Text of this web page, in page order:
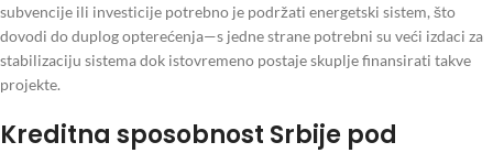
subvencije ili investicije potrebno je podržati energetski sistem, što
dovodi do duplog opterećenja—s jedne strane potrebni su veći izdaci za
stabilizaciju sistema dok istovremeno postaje skuplje finansirati takve
projekte.
Kreditna sposobnost Srbije pod